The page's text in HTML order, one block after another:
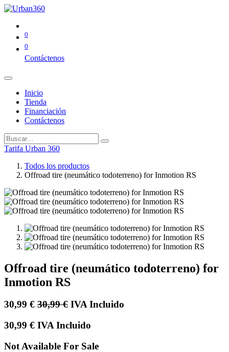
0
0
Contáctenos
Inicio
Tienda
Financiación
Contáctenos
Tarifa Urban 360
Todos los productos
Offroad tire (neumático todoterreno) for Inmotion RS
Offroad tire (neumático todoterreno) for
Inmotion RS
30,99 € 30,99€ IVA Incluido
30,99 € IVA Incluido
Not Available For Sale